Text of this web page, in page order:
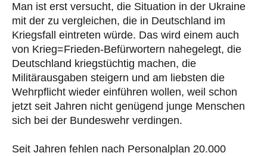
Man ist erst versucht, die Situation in der Ukraine
mit der zu vergleichen, die in Deutschland im
Kriegsfall eintreten würde. Das wird einem auch
von Krieg=Frieden-Befürwortern nahegelegt, die
Deutschland kriegstüchtig machen, die
Militärausgaben steigern und am liebsten die
Wehrpflicht wieder einführen wollen, weil schon
jetzt seit Jahren nicht genügend junge Menschen
sich bei der Bundeswehr verdingen.
Seit Jahren fehlen nach Personalplan 20.000